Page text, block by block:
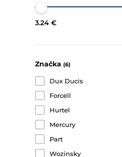
3.24 €
Značka (6)
Dux Ducis
Forcell
Hurtel
Mercury
Part
Wozinsky